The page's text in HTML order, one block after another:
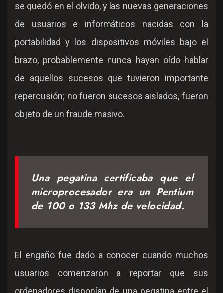
se quedó en el olvido, y las nuevas generaciones
de usuarios e informáticos nacidas con la
portabilidad y los dispositivos móviles bajo el
brazo, probablemente nunca hayan oído hablar
de aquellos sucesos que tuvieron importante
repercusión; no fueron sucesos aislados, fueron
objeto de un fraude masivo.
Una pegatina certificaba que el
microprocesador era un Pentium
de 100 o 133 Mhz de velocidad.
El engaño fue dado a conocer cuando muchos
usuarios comenzaron a reportar que sus
ordenadores disponían de una pegatina entre el